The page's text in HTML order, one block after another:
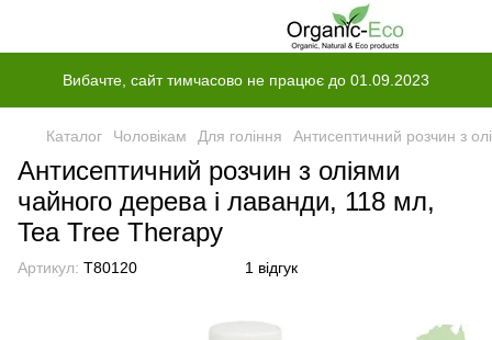
Вибачте, сайт тимчасово не працює до 01.09.2023
Каталог Чоловікам Для гоління Антисептичний розчин з
Антисептичний розчин з оліями
чайного дерева і лаванди, 118 мл,
Tea Tree Therapy
Артикул: T80120 1 відгук